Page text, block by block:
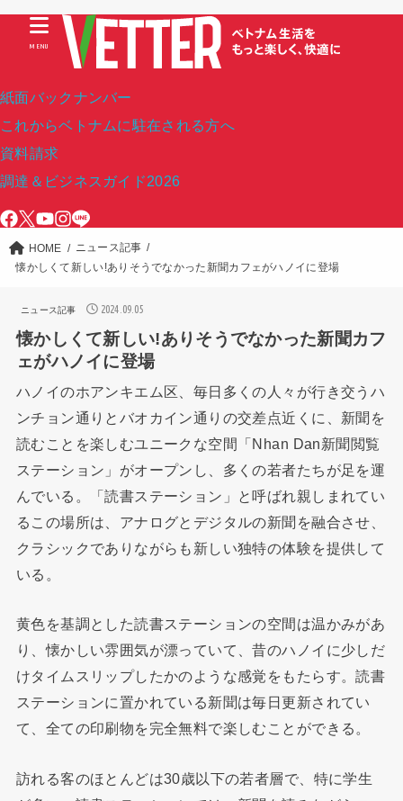
紙面バックナンバー
これからベトナムに駐在される方へ
資料請求
調達＆ビジネスガイド2026
MENU
HOME
ニュース記事
懐かしくて新しい!ありそうでなかった新聞カフェがハノイに登場
ニュース記事 2024.09.05
懐かしくて新しい!ありそうでなかった新聞カフ
ェがハノイに登場
ハノイのホアンキエム区、毎日多くの人々が行き交うハ
ンチョン通りとバオカイン通りの交差点近くに、新聞を
読むことを楽しむユニークな空間「Nhan Dan新聞閲覧
ステーション」がオープンし、多くの若者たちが足を運
んでいる。「読書ステーション」と呼ばれ親しまれてい
るこの場所は、アナログとデジタルの新聞を融合させ、
クラシックでありながらも新しい独特の体験を提供して
いる。
黄色を基調とした読書ステーションの空間は温かみがあ
り、懐かしい雰囲気が漂っていて、昔のハノイに少しだ
けタイムスリップしたかのような感覚をもたらす。読書
ステーションに置かれている新聞は毎日更新されてい
て、全ての印刷物を完全無料で楽しむことができる。
訪れる客のほとんどは30歳以下の若者層で、特に学生